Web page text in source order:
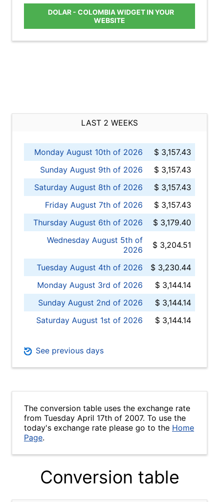
DOLAR - COLOMBIA WIDGET IN YOUR
WEBSITE
LAST 2 WEEKS
Monday August 10th of 2026
$ 3,157.43
Sunday August 9th of 2026
$ 3,157.43
Saturday August 8th of 2026
$ 3,157.43
Friday August 7th of 2026
$ 3,157.43
Thursday August 6th of 2026
$ 3,179.40
Wednesday August 5th of
2026
$ 3,204.51
Tuesday August 4th of 2026
$ 3,230.44
Monday August 3rd of 2026
$ 3,144.14
Sunday August 2nd of 2026
$ 3,144.14
Saturday August 1st of 2026
$ 3,144.14
See previous days
The conversion table uses the exchange rate
from Tuesday April 17th of 2007. To use the
today's exchange rate please go to the Home
Page.
Conversion table